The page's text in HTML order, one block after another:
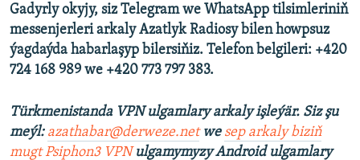
Gadyrly okyjy, siz Telegram we WhatsApp tilsimleriniň
messenjerleri arkaly Azatlyk Radiosy bilen howpsuz
ýagdaýda habarlaşyp bilersiňiz. Telefon belgileri: +420
724 168 989 we +420 773 797 383.
Türkmenistanda VPN ulgamlary arkaly işleýär. Siz şu
meýl: azathabar@derweze.netwe sep arkaly biziň
mugt Psiphon3 VPNulgamymyzy Android ulgamlary